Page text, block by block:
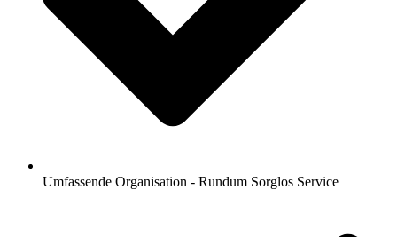
Umfassende Organisation - Rundum Sorglos Service